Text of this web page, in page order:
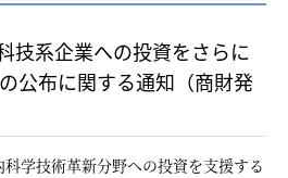
技系企業への投資をさらに
公布に関する通知（商財発
学技術革新分野への投資を支援する